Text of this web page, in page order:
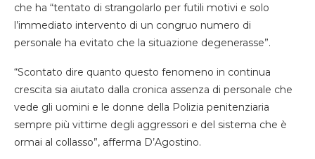
che ha “tentato di strangolarlo per futili motivi e solo
l’immediato intervento di un congruo numero di
personale ha evitato che la situazione degenerasse”.
“Scontato dire quanto questo fenomeno in continua
crescita sia aiutato dalla cronica assenza di personale che
vede gli uomini e le donne della Polizia penitenziaria
sempre più vittime degli aggressori e del sistema che è
ormai al collasso”, afferma D’Agostino.